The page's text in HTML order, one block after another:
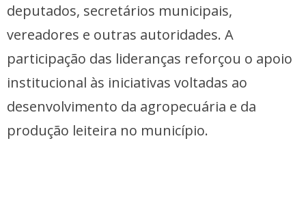
deputados, secretários municipais,
vereadores e outras autoridades. A
participação das lideranças reforçou o apoio
institucional às iniciativas voltadas ao
desenvolvimento da agropecuária e da
produção leiteira no município.